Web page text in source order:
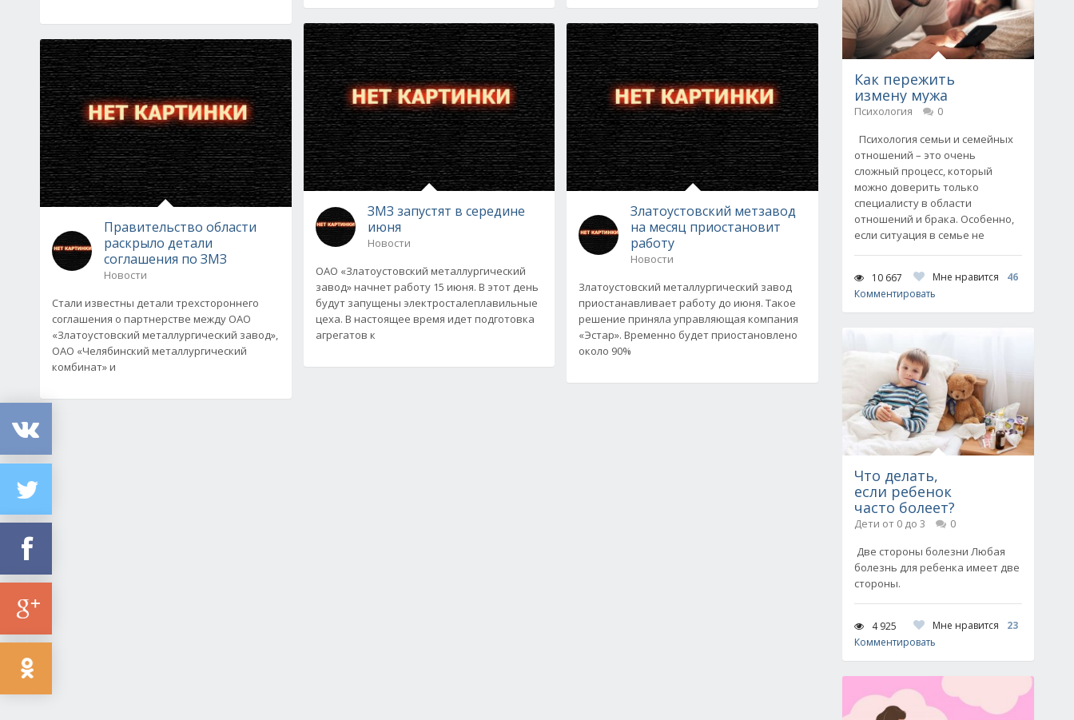
Правительство области
раскрыло детали
соглашения по ЗМЗ
Новости
Стали известны детали трехстороннего
соглашения о партнерстве между ОАО
«Златоустовский металлургический завод»,
ОАО «Челябинский металлургический
комбинат» и
ЗМЗ запустят в середине
июня
Новости
ОАО «Златоустовский металлургический
завод» начнет работу 15 июня. В этот день
будут запущены электросталеплавильные
цеха. В настоящее время идет подготовка
агрегатов к
Златоустовский метзавод
на месяц приостановит
работу
Новости
Златоустовский металлургический завод
приостанавливает работу до июня. Такое
решение приняла управляющая компания
«Эстар». Временно будет приостановлено
около 90%
Как пережить
измену мужа
Психология
0
Психология семьи и семейных
отношений – это очень
сложный процесс, который
можно доверить только
специалисту в области
отношений и брака. Особенно,
если ситуация в семье не
10 667 Мне нравится
46
Комментировать
Что делать,
если ребенок
часто болеет?
Дети от 0 до 3
0
Две стороны болезни Любая
болезнь для ребенка имеет две
стороны.
4 925 Мне нравится
23
Комментировать